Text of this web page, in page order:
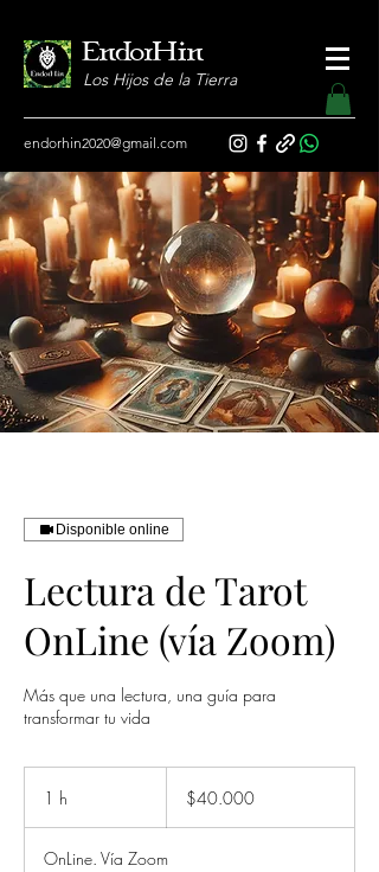
EndorHin
Los Hijos de la Tierra
endorhin2020@gmail.com
Disponible online
Lectura de Tarot
OnLine (vía Zoom)
Más que una lectura, una guía para
transformar tu vida
1 h
pesos
chilenos
$40.000
OnLine. Vía Zoom